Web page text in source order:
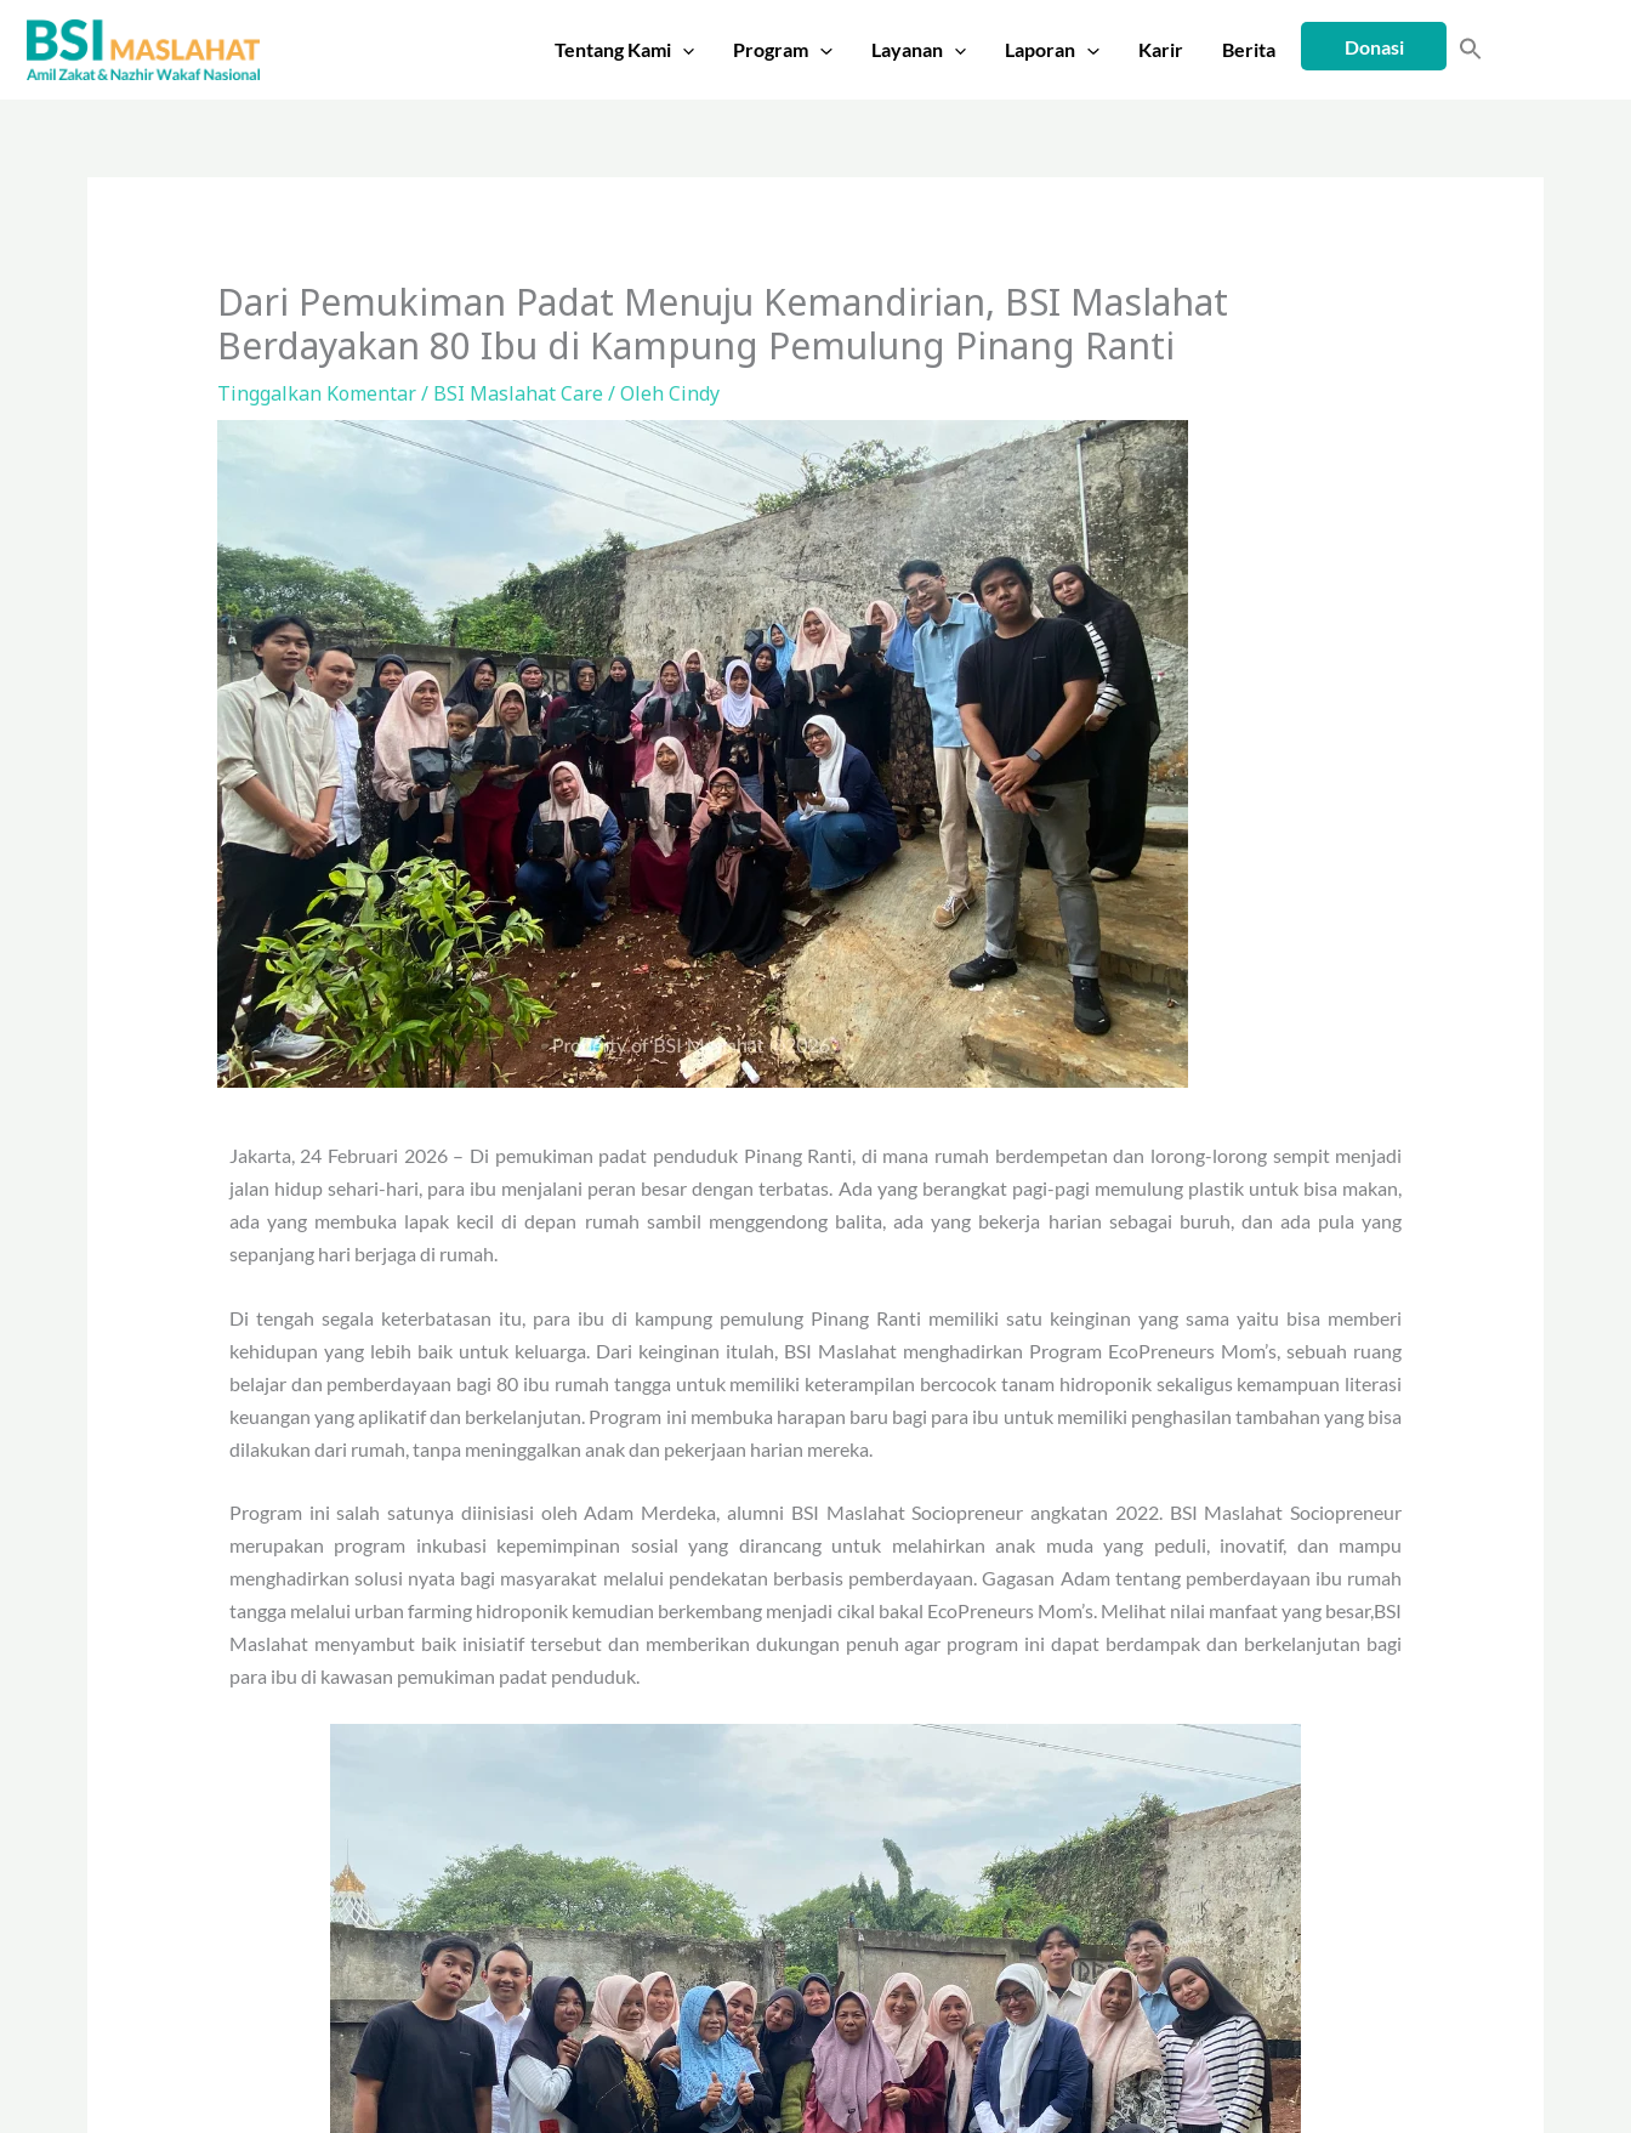
Lewati
konten
Tentang Kami Program Layanan Laporan Karir Berita Donasi
Dari Pemukiman Padat Menuju Kemandirian, BSI Maslahat
Berdayakan 80 Ibu di Kampung Pemulung Pinang Ranti
Tinggalkan Komentar/ BSI Maslahat Care/ OlehCindy
Jakarta, 24 Februari 2026 – Di pemukiman padat penduduk Pinang Ranti, di mana rumah berdempetan dan lorong-lorong sempit menjadi
jalan hidup sehari-hari, para ibu menjalani peran besar dengan terbatas. Ada yang berangkat pagi-pagi memulung plastik untuk bisa makan,
ada yang membuka lapak kecil di depan rumah sambil menggendong balita, ada yang bekerja harian sebagai buruh, dan ada pula yang
sepanjang hari berjaga di rumah.
Di tengah segala keterbatasan itu, para ibu di kampung pemulung Pinang Ranti memiliki satu keinginan yang sama yaitu bisa memberi
kehidupan yang lebih baik untuk keluarga. Dari keinginan itulah, BSI Maslahat menghadirkan Program EcoPreneurs Mom’s, sebuah ruang
belajar dan pemberdayaan bagi 80 ibu rumah tangga untuk memiliki keterampilan bercocok tanam hidroponik sekaligus kemampuan literasi
keuangan yang aplikatif dan berkelanjutan. Program ini membuka harapan baru bagi para ibu untuk memiliki penghasilan tambahan yang bisa
dilakukan dari rumah, tanpa meninggalkan anak dan pekerjaan harian mereka.
Program ini salah satunya diinisiasi oleh Adam Merdeka, alumni BSI Maslahat Sociopreneur angkatan 2022. BSI Maslahat Sociopreneur
merupakan program inkubasi kepemimpinan sosial yang dirancang untuk melahirkan anak muda yang peduli, inovatif, dan mampu
menghadirkan solusi nyata bagi masyarakat melalui pendekatan berbasis pemberdayaan. Gagasan Adam tentang pemberdayaan ibu rumah
tangga melalui urban farming hidroponik kemudian berkembang menjadi cikal bakal EcoPreneurs Mom’s. Melihat nilai manfaat yang besar,BSI
Maslahat menyambut baik inisiatif tersebut dan memberikan dukungan penuh agar program ini dapat berdampak dan berkelanjutan bagi
para ibu di kawasan pemukiman padat penduduk.